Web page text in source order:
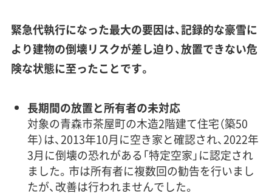
緊急代執行になった最大の要因は、記録的な豪雪に
より建物の倒壊リスクが差し迫り、放置できない危
険な状態に至ったことです。
長期間の放置と所有者の未対応
対象の青森市茶屋町の木造2階建て住宅（築50
年）は、2013年10月に空き家と確認され、2022年
3月に倒壊の恐れがある「特定空家」に認定され
ました。市は所有者に複数回の勧告を行いまし
たが、改善は行われませんでした。